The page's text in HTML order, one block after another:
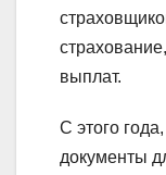
выплат.
С этого
документы